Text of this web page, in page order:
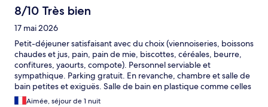
8/10 Très bien
17 mai 2026
Petit-déjeuner satisfaisant avec du choix (viennoiseries, boissons
chaudes et jus, pain, pain de mie, biscottes, céréales, beurre,
confitures, yaourts, compote). Personnel serviable et
sympathique. Parking gratuit. En revanche, chambre et salle de
bain petites et exiguës. Salle de bain en plastique comme celles
des ferrys.
Aimée, séjour de 1 nuit